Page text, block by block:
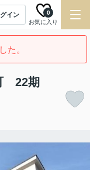
イン
お気に入り
0
た。
町 22期